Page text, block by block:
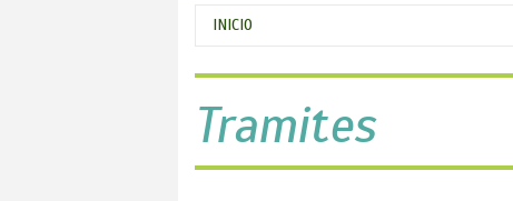
Se
encuentra
usted
aquí
INICIO
Tramites